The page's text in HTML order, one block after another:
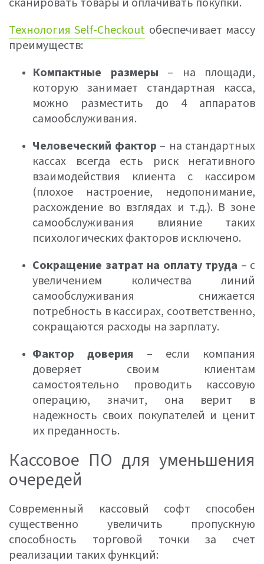
Технология Self-Checkout обеспечивает массу
преимуществ:
Компактные размеры – на площади,
которую занимает стандартная касса,
можно разместить до 4 аппаратов
самообслуживания.
Человеческий фактор – на стандартных
кассах всегда есть риск негативного
взаимодействия клиента с кассиром
(плохое настроение, недопонимание,
расхождение во взглядах и т.д.). В зоне
самообслуживания влияние таких
психологических факторов исключено.
Сокращение затрат на оплату труда – с
увеличением количества линий
самообслуживания снижается
потребность в кассирах, соответственно,
сокращаются расходы на зарплату.
Фактор доверия – если компания
доверяет своим клиентам
самостоятельно проводить кассовую
операцию, значит, она верит в
надежность своих покупателей и ценит
их преданность.
Кассовое ПО для уменьшения
очередей
Современный кассовый софт способен
существенно увеличить пропускную
способность торговой точки за счет
реализации таких функций: